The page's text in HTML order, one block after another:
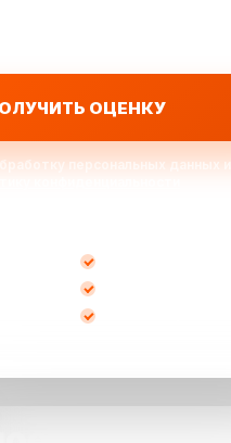
ОЦЕНКУ
персональных данных и